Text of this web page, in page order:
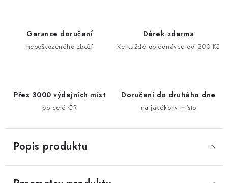
Garance doručení
nepoškozeného zboží
Dárek zdarma
Ke každé objednávce od 200 Kč
Přes 3000 výdejních míst
po celé ČR
Doručení do druhého dne
na jakékoliv místo
Popis produktu